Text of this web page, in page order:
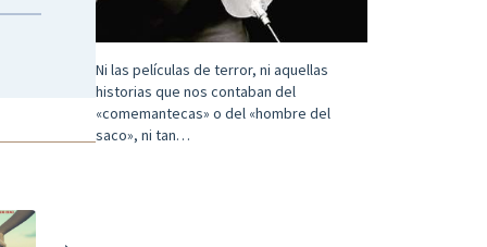
Ni las películas de terror, ni aquellas
historias que nos contaban del
«comemantecas» o del «hombre del
saco», ni tan…